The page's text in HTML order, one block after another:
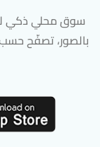
سوق محلي ذكي
بالصور، تصفّح حسب